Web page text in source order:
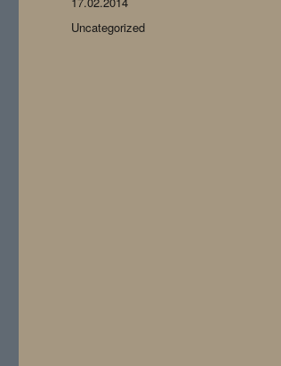
Рубрики
Uncategorized